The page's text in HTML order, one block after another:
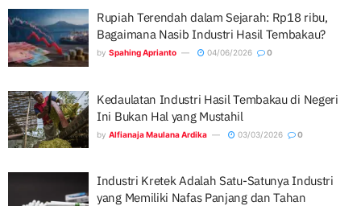
Rupiah Terendah dalam Sejarah: Rp18 ribu,
Bagaimana Nasib Industri Hasil Tembakau?
by Spahing Aprianto 04/06/2026 0
Kedaulatan Industri Hasil Tembakau di Negeri
Ini Bukan Hal yang Mustahil
by Alfianaja Maulana Ardika 03/03/2026 0
Industri Kretek Adalah Satu-Satunya Industri
yang Memiliki Nafas Panjang dan Tahan